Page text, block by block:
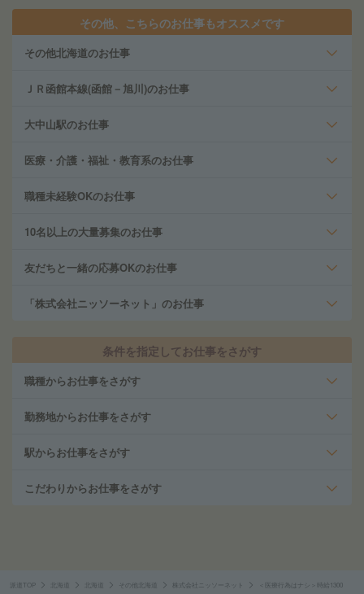
その他、こちらのお仕事もオススメです
その他北海道のお仕事
ＪＲ函館本線(函館－旭川)のお仕事
大中山駅のお仕事
医療・介護・福祉・教育系のお仕事
職種未経験OKのお仕事
10名以上の大量募集のお仕事
友だちと一緒の応募OKのお仕事
「株式会社ニッソーネット」のお仕事
条件を指定してお仕事をさがす
職種からお仕事をさがす
勤務地からお仕事をさがす
駅からお仕事をさがす
こだわりからお仕事をさがす
派遣TOP 北海道 北海道 その他北海道 株式会社ニッソーネット
＜医療行為はナシ＞時給1300